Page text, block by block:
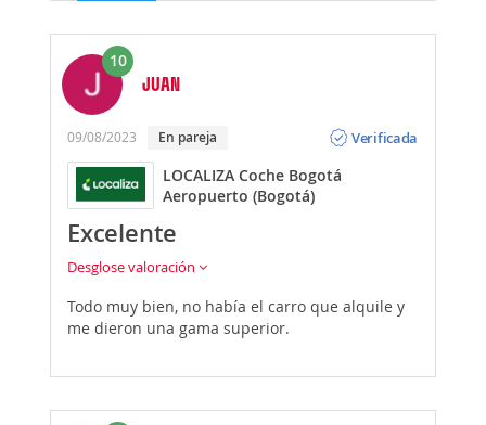
10
JUAN
09/08/2023 En pareja
Verificada
LOCALIZA Coche Bogotá
Aeropuerto (Bogotá)
Excelente
Desglose valoración
Todo muy bien, no había el carro que alquile y
me dieron una gama superior.